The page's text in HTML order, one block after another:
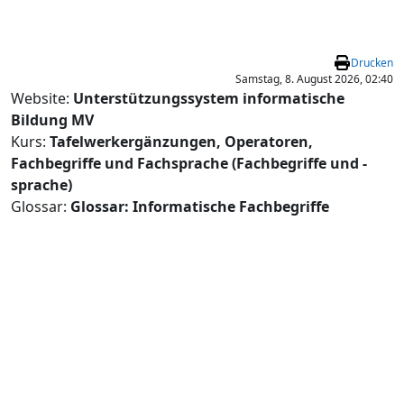
Drucken
Samstag, 8. August 2026, 02:40
Website: Unterstützungssystem informatische
Bildung MV
Kurs: Tafelwerkergänzungen, Operatoren,
Fachbegriffe und Fachsprache (Fachbegriffe und -
sprache)
Glossar: Glossar: Informatische Fachbegriffe